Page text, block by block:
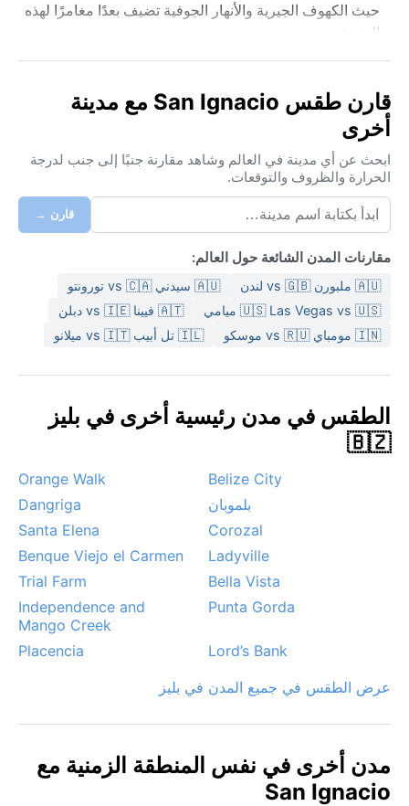
حيث الكهوف الجيرية والأنهار الجوفية تضيف بعدًا مغامرًا لهذه
الوجهة.
مناخ سان إغناسيو استوائي موسمي وفق تصنيف كوبن (Am).
أمطار غزيرة يوميًا تقريبًا، خاصة في شهري يونيو ويوليو.
الشتاء (نوفمبر إلى فبراير) أكثر برودة وجفافًا، مع نهارات
دافئة وأمسيات لطيفة، وأمطار خفيفة. الرطوبة عالية طوال
العام، لكنها تبلغ ذروتها في الصيف. الأمطار تهطل في العادة
بنمط بعد الظهيرة، مصحوبة بعواصف رعدية قصيرة. الملابس
الخفيفة القطنية والمظلة ضرورية طوال العام، مع إضافة
سترة خفيفة لفصل الشتاء.
أفضل وقت لزيارة سان إغناسيو مناخيًا هو بين نوفمبر وأبريل،
حيث الأجواء أكثر جفافًا والسماء صافية، والأيام مشمسة
والليالي منعشة. خلال موسم الأمطار، قد تحدث فيضانات
مفاجئة في المناطق المنخفضة، لكنها سريعة الزوال. لا تشهد
تتأثر ببقايا العواصف الاستوائية أحيانًا، مما يجلب أمطارًا غزيرة
ورياحًا عاتية. الظاهرة البارزة هي الضباب الخفيف الذي يتشكل
صباحًا فوق التلال بعد ليال ممطرة، مما يضفي سحرًا خاصًا
على المناظر.
قارن طقس San Ignacio مع مدينة
أخرى
ابحث عن أي مدينة في العالم وشاهد مقارنة جنبًا إلى جنب لدرجة
الحرارة والظروف والتوقعات.
قارن →
مقارنات المدن الشائعة حول العالم:
🇦🇺 ملبورن vs 🇬🇧 لندن
🇦🇺 سيدني vs 🇨🇦 تورونتو
🇺🇸 Las Vegas vs 🇺🇸 ميامي
🇦🇹 فيينا vs 🇮🇪 دبلن
🇮🇳 مومباي vs 🇷🇺 موسكو
🇮🇱 تل أبيب vs 🇮🇹 ميلانو
الطقس في مدن رئيسية أخرى في بليز
🇧🇿
Belize City
Orange Walk
بلموبان
Dangriga
Corozal
Santa Elena
Ladyville
Benque Viejo el Carmen
Bella Vista
Trial Farm
Punta Gorda
Independence and
Mango Creek
Lord’s Bank
Placencia
عرض الطقس في جميع المدن في بليز
مدن أخرى في نفس المنطقة الزمنية مع
San Ignacio